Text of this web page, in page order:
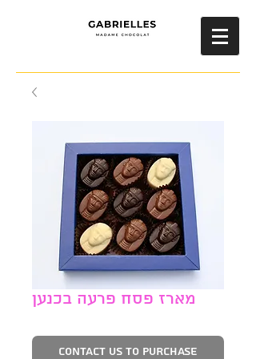
מארז פסח פרעה בכנען
Contact Us to Purchase